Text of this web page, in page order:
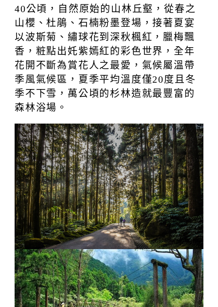
40公頃，自然原始的山林丘壑，從春之
山櫻、杜鵑、石楠粉墨登場，接著夏宴
以波斯菊、繡球花到深秋楓紅，臘梅飄
香，粧點出奼紫嫣紅的彩色世界，全年
花開不斷為賞花人之最愛，氣候屬溫帶
季風氣候區，夏季平均溫度僅20度且冬
季不下雪，萬公頃的杉林造就最豐富的
森林浴場。